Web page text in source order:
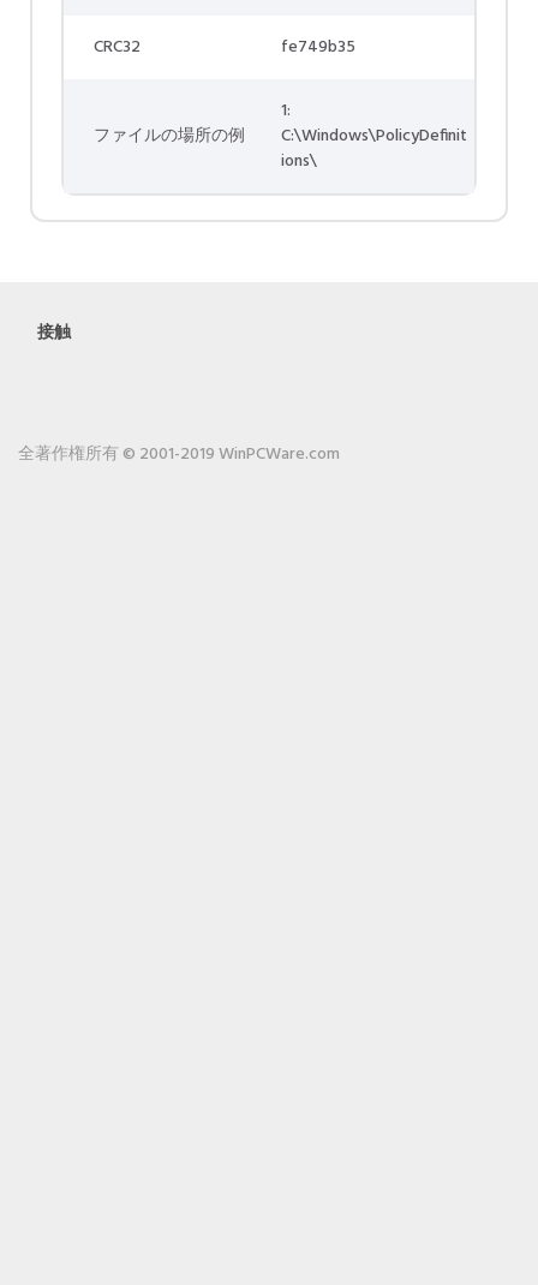
CRC32 fe749b35
ファイルの場所の例
1:
C:\Windows\PolicyDefinit
ions\
接触
全著作権所有 © 2001-2019 WinPCWare.com